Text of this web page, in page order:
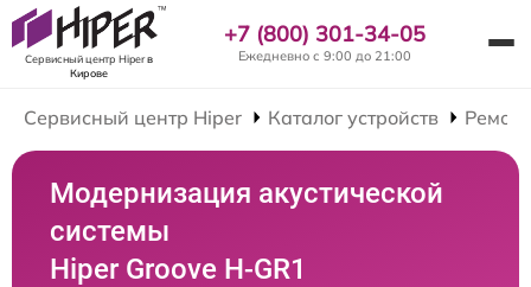
Сервисный центр Hiperв
Кирове
+7 (800) 301-34-05
Ежедневно с 9:00 до 21:00
Сервисный центр Hiper Каталог устройств
Модернизация акустической
системы
Hiper Groove H-GR1